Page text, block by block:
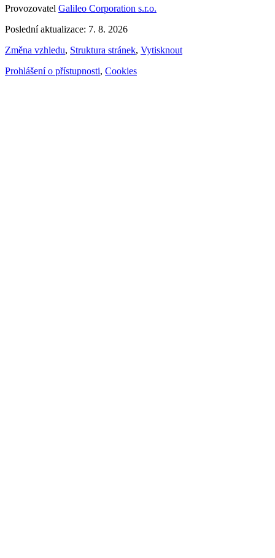
Provozovatel Galileo Corporation s.r.o.
Poslední aktualizace: 7. 8. 2026
Změna vzhledu, Struktura stránek, Vytisknout
Prohlášení o přístupnosti, Cookies